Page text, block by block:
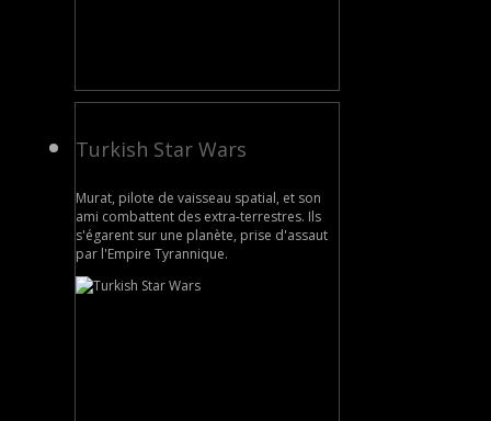
Turkish Star Wars
Murat, pilote de vaisseau spatial, et son
ami combattent des extra-terrestres. Ils
s'égarent sur une planète, prise d'assaut
par l'Empire Tyrannique.